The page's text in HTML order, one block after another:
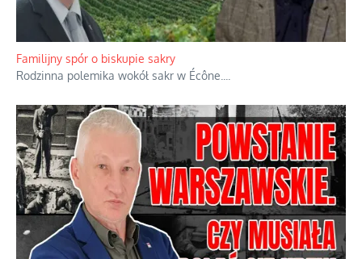
Familijny spór o biskupie sakry
Rodzinna polemika wokół sakr w Écône.